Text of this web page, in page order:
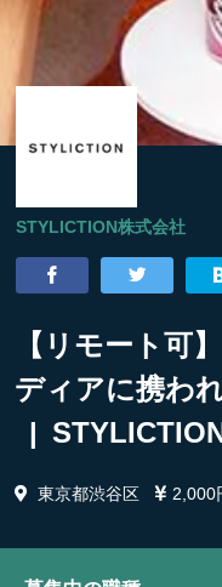
STYLICTION株式会社
【リモート可
ディアに携わ
|
東京都渋谷区 2,000